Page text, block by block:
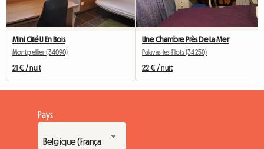
Mini Cité U En Bois
Montpellier (34090)
21 € / nuit
Une Chambre Près De La Mer
Palavas-les-Flots (34250)
22 € / nuit
Pays